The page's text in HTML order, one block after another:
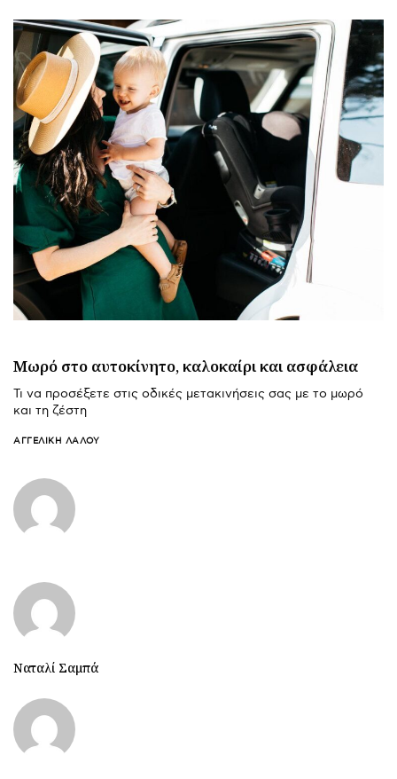
Μωρό στο αυτοκίνητο, καλοκαίρι και ασφάλεια
Τι να προσέξετε στις οδικές μετακινήσεις σας με το μωρό
και τη ζέστη
ΑΓΓΕΛΙΚΉ ΛΆΛΟΥ
Ναταλί Σαμπά